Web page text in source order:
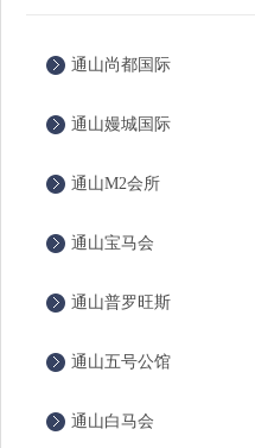
通山尚都国际
通山嫚城国际
通山M2会所
通山宝马会
通山普罗旺斯
通山五号公馆
通山白马会